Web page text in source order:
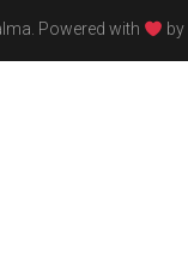
Powered with by